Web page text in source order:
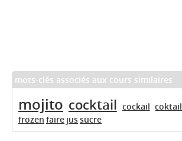
mots-clés associés aux cours similaires
mojito cocktail cockail coktail
frozen faire jussucre